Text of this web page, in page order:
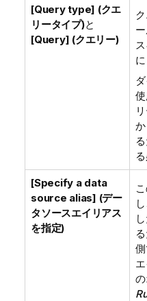
[Query type] (クエ
リータイプ)と
[Query] (クエリー)
[Specify a data
source alias] (デー
タソースエイリアス
を指定)
の